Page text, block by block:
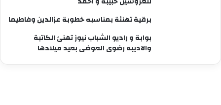
برقية تهنئة بمناسبه خطوبة عزالدين وفاطيما
بوابة و راديو الشباب نيوز تهنئ الكاتبة
والاديبه رضوى العوضى بعيد ميلادها